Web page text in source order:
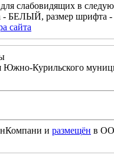
слабовидящих в
- БЕЛЫЙ, размер
сайта
Курильского
и размещён в